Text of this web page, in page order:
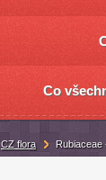
Co
CZ flora